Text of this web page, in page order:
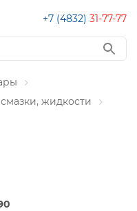
+7 (4832) 31-77-77
жидкости